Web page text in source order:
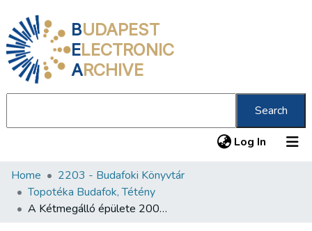
BUDAPEST
ELECTRONIC
ARCHIVE
Search
Log In (current)
Communities & Collections
All of DSpace
Home
2203 - Budafoki Könyvtár
Topotéka Budafok, Tétény
A Kétmegálló épülete 2003. nyarán, a villamosfelüljáró felújításának idején